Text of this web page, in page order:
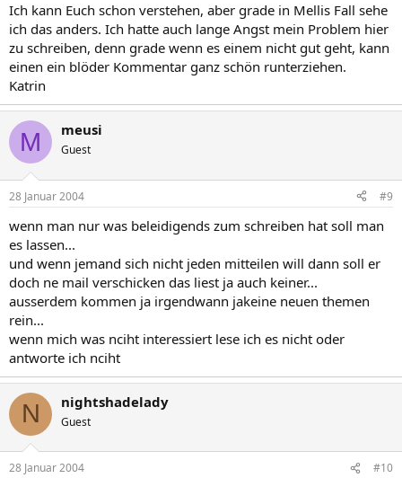
Ich kann Euch schon verstehen, aber grade in Mellis Fall sehe
ich das anders. Ich hatte auch lange Angst mein Problem hier
zu schreiben, denn grade wenn es einem nicht gut geht, kann
einen ein blöder Kommentar ganz schön runterziehen.
Katrin
M meusi
Guest
28 Januar 2004 #9
wenn man nur was beleidigends zum schreiben hat soll man
es lassen...
und wenn jemand sich nicht jeden mitteilen will dann soll er
doch ne mail verschicken das liest ja auch keiner...
ausserdem kommen ja irgendwann jakeine neuen themen
rein...
wenn mich was nciht interessiert lese ich es nicht oder
antworte ich nciht
N nightshadelady
Guest
28 Januar 2004 #10